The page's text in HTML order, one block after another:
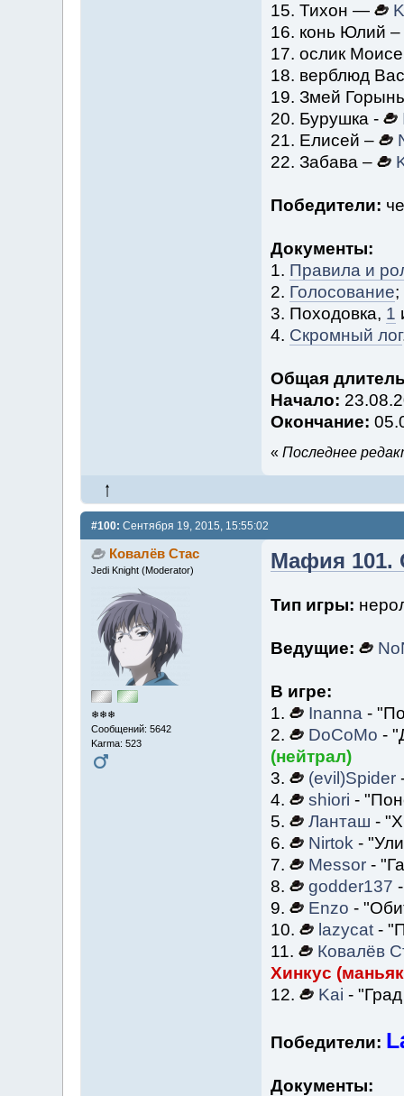
15. Тихон —
16. конь Юлий –
17. ослик
18. верблюд
19. Змей
20. Бурушка -
21. Елисей –
22. Забава –
Победители:
Документы:
1. Правила и
2. Голосование;
3. Походовка, 1
4. Скромный лог
Общая
Начало:
Окончание:
« Последнее
#100: Сентября 19, 2015, 15:55:02
Ковалёв Стас
Jedi Knight (Moderator)
❄❄❄
Сообщений: 5642
Karma: 523
Мафия 101.
Тип игры:
Ведущие:
В игре:
1.
Inanna -
2.
DoCoMo -
(нейтрал)
3.
(evil)Spider
4.
shiori -
5.
Ланташ -
6.
Nirtok -
7.
Messor-
8.
godder137
9.
Enzo -
10.
lazycat-
11.
Ковалёв
Хинкус
12.
Kai -
Победители:
Документы: